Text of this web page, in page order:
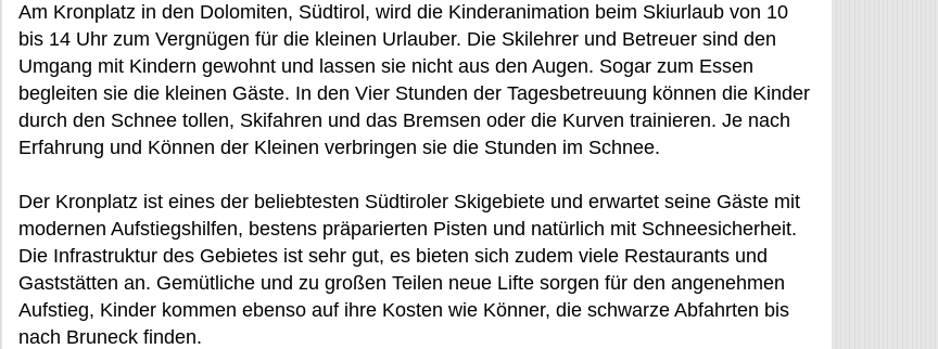
Am Kronplatz in den Dolomiten, Südtirol, wird die Kinderanimation beim Skiurlaub von 10
bis 14 Uhr zum Vergnügen für die kleinen Urlauber. Die Skilehrer und Betreuer sind den
Umgang mit Kindern gewohnt und lassen sie nicht aus den Augen. Sogar zum Essen
begleiten sie die kleinen Gäste. In den Vier Stunden der Tagesbetreuung können die Kinder
durch den Schnee tollen, Skifahren und das Bremsen oder die Kurven trainieren. Je nach
Erfahrung und Können der Kleinen verbringen sie die Stunden im Schnee.
Der Kronplatz ist eines der beliebtesten Südtiroler Skigebiete und erwartet seine Gäste mit
modernen Aufstiegshilfen, bestens präparierten Pisten und natürlich mit Schneesicherheit.
Die Infrastruktur des Gebietes ist sehr gut, es bieten sich zudem viele Restaurants und
Gaststätten an. Gemütliche und zu großen Teilen neue Lifte sorgen für den angenehmen
Aufstieg, Kinder kommen ebenso auf ihre Kosten wie Könner, die schwarze Abfahrten bis
nach Bruneck finden.